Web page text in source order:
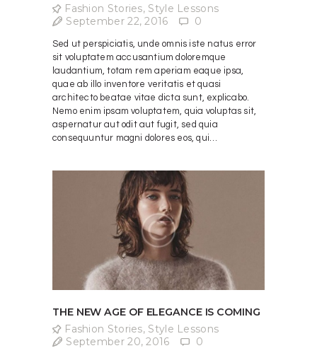
Fashion Stories, Style Lessons
September 22, 2016
0
Sed ut perspiciatis, unde omnis iste natus error
sit voluptatem accusantium doloremque
laudantium, totam rem aperiam eaque ipsa,
quae ab illo inventore veritatis et quasi
architecto beatae vitae dicta sunt, explicabo.
Nemo enim ipsam voluptatem, quia voluptas sit,
aspernatur aut odit aut fugit, sed quia
consequuntur magni dolores eos, qui…
THE NEW AGE OF ELEGANCE IS COMING
Fashion Stories, Style Lessons
September 20, 2016
0